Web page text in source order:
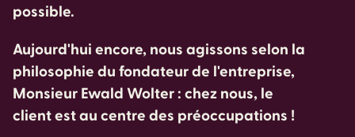
possible.
Aujourd'hui encore, nous agissons selon la
philosophie du fondateur de l'entreprise,
Monsieur Ewald Wolter : chez nous, le
client est au centre des préoccupations !